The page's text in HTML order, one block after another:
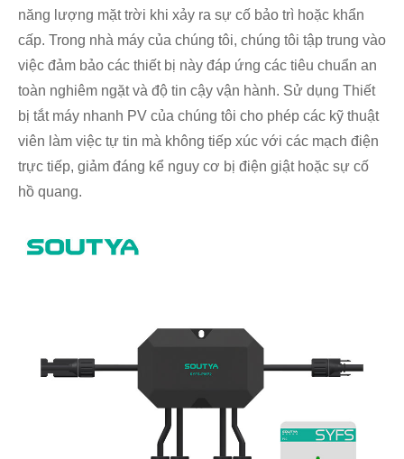
năng lượng mặt trời khi xảy ra sự cố bảo trì hoặc khẩn
cấp. Trong nhà máy của chúng tôi, chúng tôi tập trung vào
việc đảm bảo các thiết bị này đáp ứng các tiêu chuẩn an
toàn nghiêm ngặt và độ tin cậy vận hành. Sử dụng Thiết
bị tắt máy nhanh PV của chúng tôi cho phép các kỹ thuật
viên làm việc tự tin mà không tiếp xúc với các mạch điện
trực tiếp, giảm đáng kể nguy cơ bị điện giật hoặc sự cố
hồ quang.